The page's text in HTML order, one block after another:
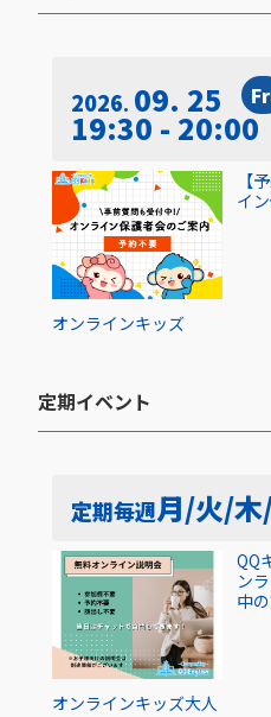
2026 09. 25
19:30 - 20:00
オンラインキッズ
【
イ
定期イベント​
定期毎週月/火/木
オンラインキッズ大人
QQ
ン
中